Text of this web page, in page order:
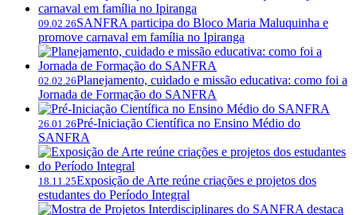
09.02.26SANFRA participa do Bloco Maria Maluquinha e
promove carnaval em família no Ipiranga
02.02.26Planejamento, cuidado e missão educativa: como foi a
Jornada de Formação do SANFRA
26.01.26Pré-Iniciação Científica no Ensino Médio do
SANFRA
18.11.25Exposição de Arte reúne criações e projetos dos
estudantes do Período Integral